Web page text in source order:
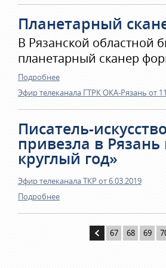
Планетарный
В Рязанской областной
планетарный сканер
Подробнее
Эфир телеканала ГТРК ОКА-Рязань от
Писатель-
привезла в Рязань
круглый год»
Эфир телеканала ТКР от 6.03.2019
Подробнее
67 68 69